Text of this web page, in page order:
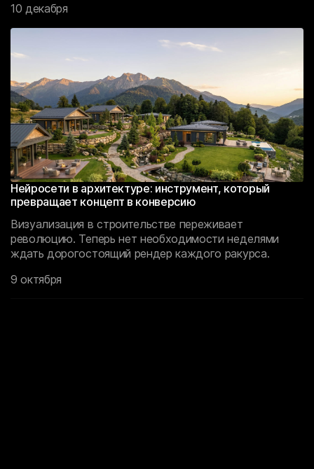
10 декабря
Нейросети в архитектуре: инструмент, который
превращает концепт в конверсию
Визуализация в строительстве переживает
революцию. Теперь нет необходимости неделями
ждать дорогостоящий рендер каждого ракурса.
9 октября